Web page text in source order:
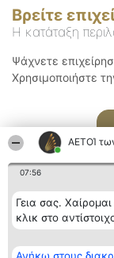
ΑΕΤΟΊ
07:56
Γεια σας.
κλικ στο
Βρείτε
Η κατάταξη
Ψάχνετε
Χρησιμοποιήστε
Διοργανωτής της
κατάταξης